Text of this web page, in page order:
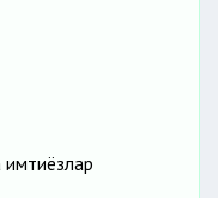
имтиёзлар